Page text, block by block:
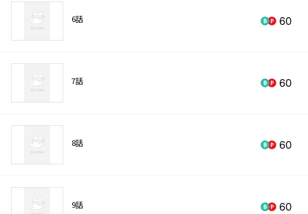
6話 60
7話 60
8話 60
9話 60